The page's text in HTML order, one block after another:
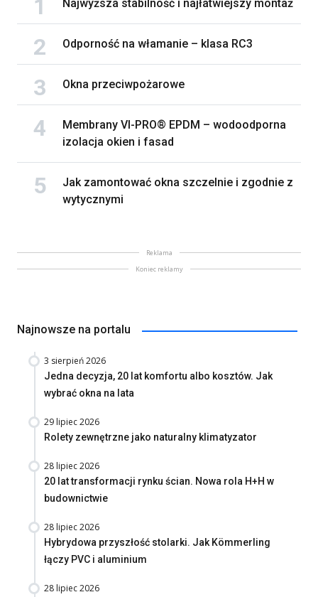
Najwyższa stabilność i najłatwiejszy montaż
Odporność na włamanie – klasa RC3
Okna przeciwpożarowe
Membrany VI-PRO® EPDM – wodoodporna
izolacja okien i fasad
Jak zamontować okna szczelnie i zgodnie z
wytycznymi
Reklama
Koniec reklamy
Najnowsze na portalu
3 sierpień 2026
Jedna decyzja, 20 lat komfortu albo kosztów. Jak
wybrać okna na lata
29 lipiec 2026
Rolety zewnętrzne jako naturalny klimatyzator
28 lipiec 2026
20 lat transformacji rynku ścian. Nowa rola H+H w
budownictwie
28 lipiec 2026
Hybrydowa przyszłość stolarki. Jak Kömmerling
łączy PVC i aluminium
28 lipiec 2026